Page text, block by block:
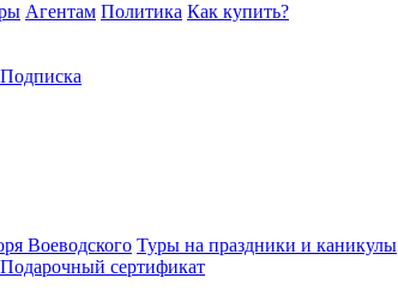
Агентам Политика Как купить?
Подписка
Воеводского Туры на праздники и каникулы
Подарочный сертификат